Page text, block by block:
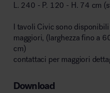
L. 240 - P. 120 - H. 74 cm
I tavoli Civic sono
maggiori, (larghezza fino a
cm)
contattaci per maggiori
Download